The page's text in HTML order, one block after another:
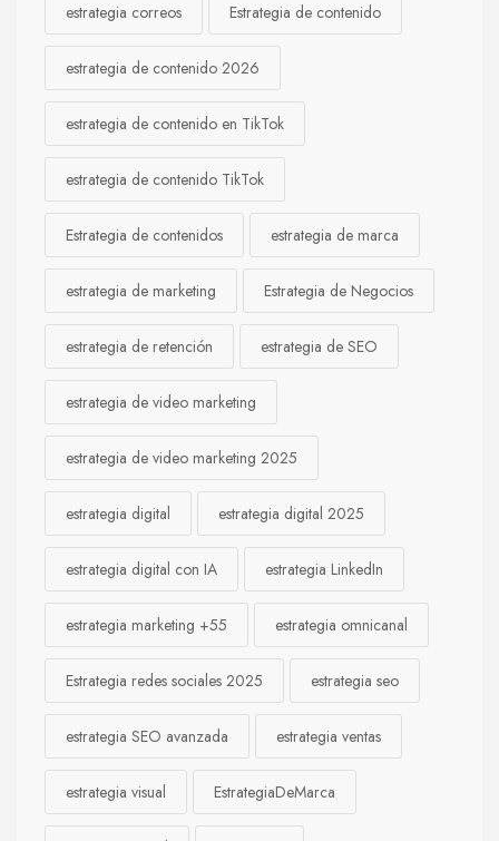
estrategia correos Estrategia de contenido
estrategia de contenido 2026
estrategia de contenido en TikTok
estrategia de contenido TikTok
Estrategia de contenidos estrategia de marca
estrategia de marketing Estrategia de Negocios
estrategia de retención estrategia de SEO
estrategia de video marketing
estrategia de video marketing 2025
estrategia digital estrategia digital 2025
estrategia digital con IA estrategia LinkedIn
estrategia marketing +55 estrategia omnicanal
Estrategia redes sociales 2025 estrategia seo
estrategia SEO avanzada estrategia ventas
estrategia visual EstrategiaDeMarca